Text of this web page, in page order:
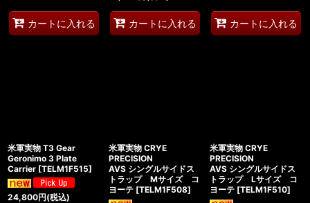
カートに入れる カートに入れる カートに入れる
米軍実物 T3 Gear
Geronimo 3 Plate
Carrier [TELM1F515]
24,800円(税込)
米軍実物 CRYE
PRECISION
AVS シングルサイドス
トラップ Mサイズ コ
ヨーテ [TELM1F508]
米軍実物 CRYE
PRECISION
AVS シングルサイドス
トラップ Lサイズ コ
ヨーテ [TELM1F510]